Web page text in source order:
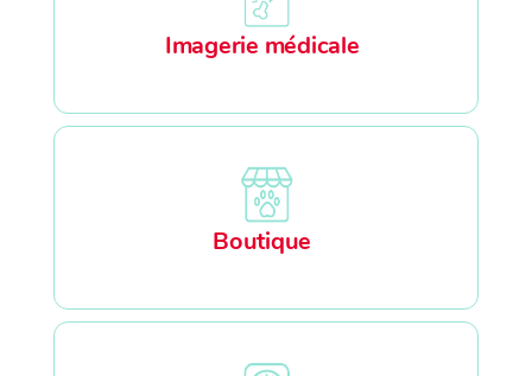
Imagerie médicale
Boutique